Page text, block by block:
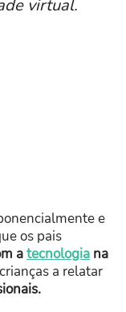
virtual.
e
os pais
atecnologia na
a relatar